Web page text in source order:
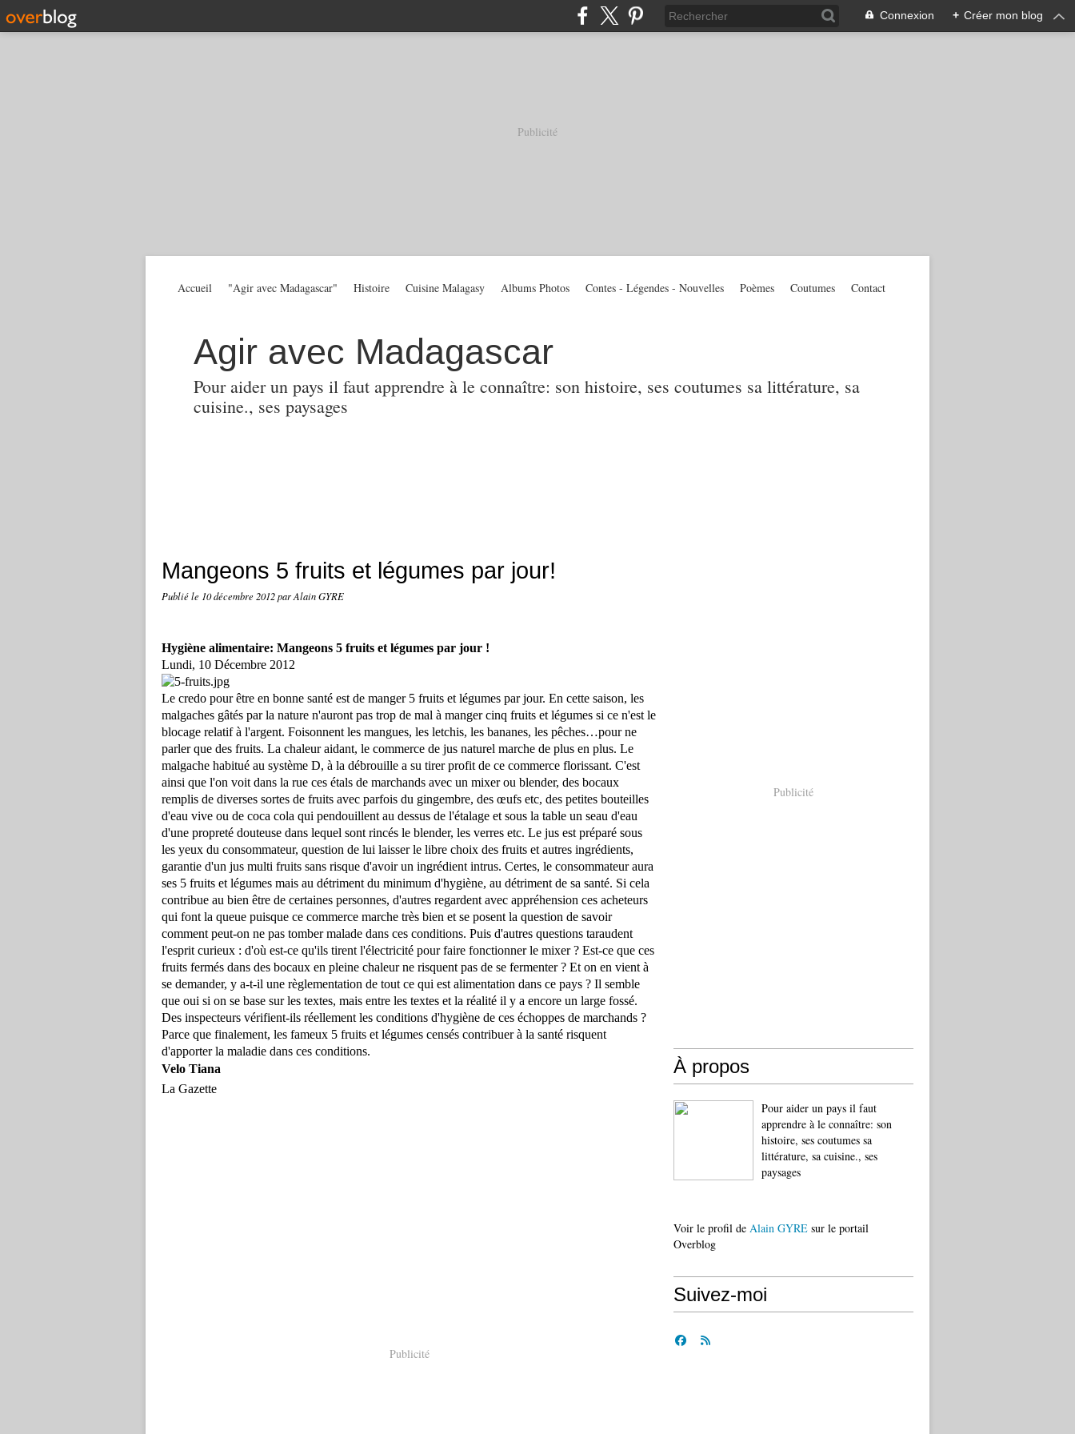
Connexion + Créer mon blog
Publicité
Agir avec Madagascar
Pour aider un pays il faut apprendre à le connaître: son histoire, ses coutumes sa littérature, sa
cuisine., ses paysages
Accueil "Agir avec Madagascar" Histoire Cuisine Malagasy Albums Photos Contes - Légendes - Nouvelles Poèmes Coutumes Contact
Mangeons 5 fruits et légumes par jour!
Publié le 10 décembre 2012par Alain GYRE
Hygiène alimentaire: Mangeons 5 fruits et légumes par jour !
Lundi, 10 Décembre 2012
Le credo pour être en bonne santé est de manger 5 fruits et légumes par jour. En cette saison, les
malgaches gâtés par la nature n'auront pas trop de mal à manger cinq fruits et légumes si ce n'est le
blocage relatif à l'argent. Foisonnent les mangues, les letchis, les bananes, les pêches…pour ne
parler que des fruits. La chaleur aidant, le commerce de jus naturel marche de plus en plus. Le
malgache habitué au système D, à la débrouille a su tirer profit de ce commerce florissant. C'est
ainsi que l'on voit dans la rue ces étals de marchands avec un mixer ou blender, des bocaux
remplis de diverses sortes de fruits avec parfois du gingembre, des œufs etc, des petites bouteilles
d'eau vive ou de coca cola qui pendouillent au dessus de l'étalage et sous la table un seau d'eau
d'une propreté douteuse dans lequel sont rincés le blender, les verres etc. Le jus est préparé sous
les yeux du consommateur, question de lui laisser le libre choix des fruits et autres ingrédients,
garantie d'un jus multi fruits sans risque d'avoir un ingrédient intrus. Certes, le consommateur aura
ses 5 fruits et légumes mais au détriment du minimum d'hygiène, au détriment de sa santé. Si cela
contribue au bien être de certaines personnes, d'autres regardent avec appréhension ces acheteurs
qui font la queue puisque ce commerce marche très bien et se posent la question de savoir
comment peut-on ne pas tomber malade dans ces conditions. Puis d'autres questions taraudent
l'esprit curieux : d'où est-ce qu'ils tirent l'électricité pour faire fonctionner le mixer ? Est-ce que ces
fruits fermés dans des bocaux en pleine chaleur ne risquent pas de se fermenter ? Et on en vient à
se demander, y a-t-il une règlementation de tout ce qui est alimentation dans ce pays ? Il semble
que oui si on se base sur les textes, mais entre les textes et la réalité il y a encore un large fossé.
Des inspecteurs vérifient-ils réellement les conditions d'hygiène de ces échoppes de marchands ?
Parce que finalement, les fameux 5 fruits et légumes censés contribuer à la santé risquent
d'apporter la maladie dans ces conditions.
Velo Tiana
La Gazette
Publicité
Publicité
À propos
Pour aider un pays il faut
apprendre à le connaître: son
histoire, ses coutumes sa
littérature, sa cuisine., ses
paysages
Voir le profil de Alain GYRE sur le portail
Overblog
Suivez-moi